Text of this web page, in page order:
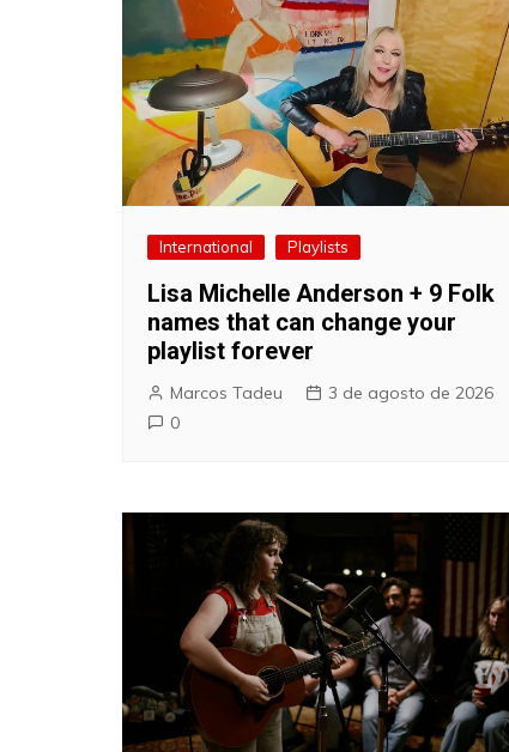
International Playlists
Lisa Michelle Anderson + 9 Folk
names that can change your
playlist forever
Marcos Tadeu
3 de agosto de 2026
0